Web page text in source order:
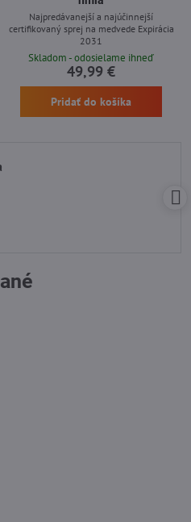
Najpredávanejší a najúčinnejší
certifikovaný sprej na medvede Expirácia
2031
Skladom - odosielame ihneď
49,99 €
Pridať do košíka